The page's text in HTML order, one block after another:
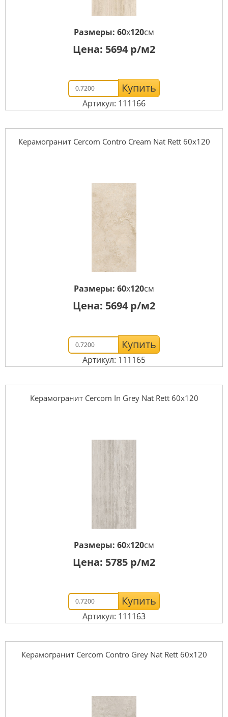
Размеры: 60x120см
Цена: 5694 р/м2
Купить
Артикул: 111166
Керамогранит Cercom Contro Cream Nat Rett 60х120
Размеры: 60x120см
Цена: 5694 р/м2
Купить
Артикул: 111165
Керамогранит Cercom In Grey Nat Rett 60х120
Размеры: 60x120см
Цена: 5785 р/м2
Купить
Артикул: 111163
Керамогранит Cercom Contro Grey Nat Rett 60х120